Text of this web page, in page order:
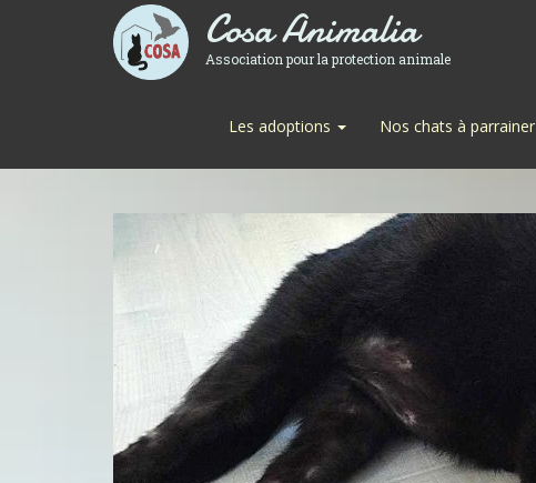
Cosa Animalia
Association pour la protection animale
Les adoptions Nos chats à parrainer